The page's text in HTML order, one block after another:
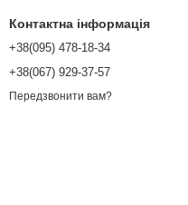
Контактна інформація
+38(095) 478-18-34
+38(067) 929-37-57
Передзвонити вам?